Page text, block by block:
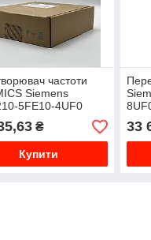
частоти
Siemens
5FE10-4UF0
₴
Купити
33